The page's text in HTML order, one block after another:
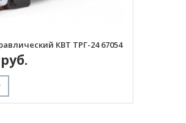
КВТ ТРГ-24 67054